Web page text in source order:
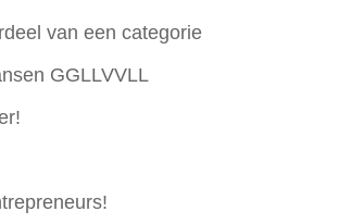
van een categorie
GGLLVVLL